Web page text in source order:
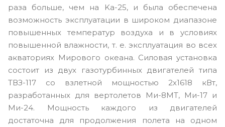
раза больше, чем на Ka-25, и была обеспечена
возможность эксплуатации в широком диапазоне
повышенных температур воздуха и в условиях
повышенной влажности, т. е. эксплуатация во всех
акваториях Мирового океана. Силовая установка
состоит из двух газотурбинных двигателей типа
ТВЗ-117 со взлетной мощностью 2х1618 кВт,
разработанных для вертолетов Ми-8МТ, Ми-17 и
Ми-24. Мощность каждого из двигателей
достаточна для продолжения полета на одном